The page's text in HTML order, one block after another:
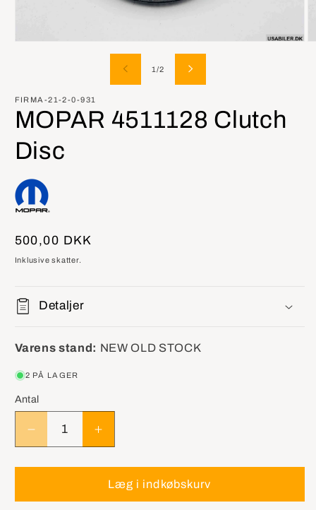
1/af
2
FIRMA-21-2-0-931
MOPAR 4511128 Clutch
Disc
Normalpris
500,00 DKK
Inklusive skatter.
Detaljer
Varens stand: NEW OLD STOCK
2 PÅ LAGER
Antal
Reducer
antallet
for
4511128
Øg
antallet
for
MOPAR
4511128
Læg i indkøbskurv